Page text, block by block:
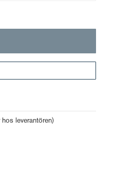
leverantören)